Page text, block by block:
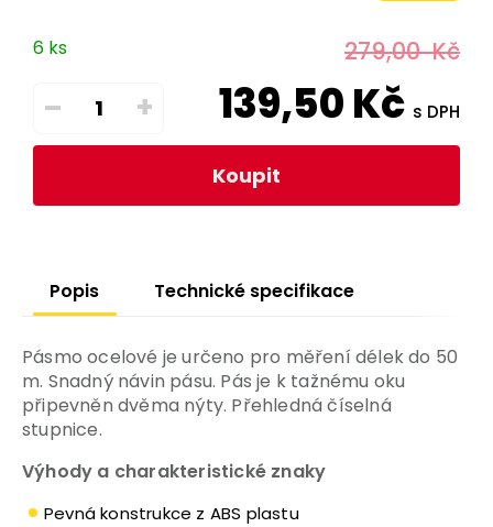
6 ks
– +
279,00Kč
139,50Kč s DPH
Koupit
Popis Technické specifikace
Pásmo ocelové je určeno pro měření délek do 50
m. Snadný návin pásu. Pás je k tažnému oku
připevněn dvěma nýty. Přehledná číselná
stupnice.
Výhody a charakteristické znaky
Pevná konstrukce z ABS plastu